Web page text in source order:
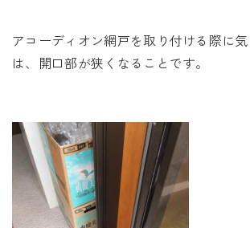
アコーディオン網戸を取り付ける際に
は、開口部が狭くなることです。